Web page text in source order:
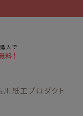
入で
！
川紙工プロダクト